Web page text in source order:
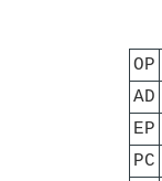
OP
AD
EP
PC